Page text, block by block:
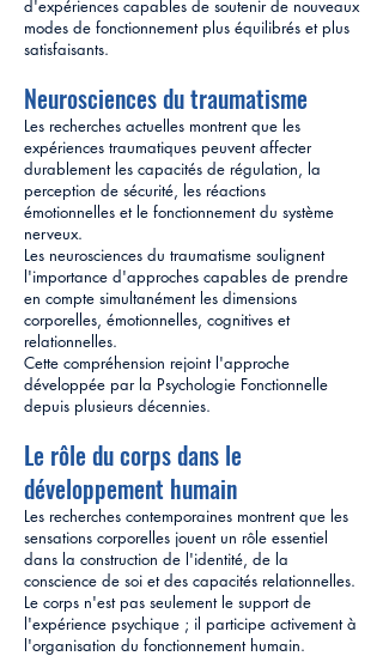
d'expériences capables de soutenir de nouveaux
modes de fonctionnement plus équilibrés et plus
satisfaisants.
Neurosciences du traumatisme
Les recherches actuelles montrent que les
expériences traumatiques peuvent affecter
durablement les capacités de régulation, la
perception de sécurité, les réactions
émotionnelles et le fonctionnement du système
nerveux.
Les neurosciences du traumatisme soulignent
l'importance d'approches capables de prendre
en compte simultanément les dimensions
corporelles, émotionnelles, cognitives et
relationnelles.
Cette compréhension rejoint l'approche
développée par la Psychologie Fonctionnelle
depuis plusieurs décennies.
Le rôle du corps dans le
développement humain
Les recherches contemporaines montrent que les
sensations corporelles jouent un rôle essentiel
dans la construction de l'identité, de la
conscience de soi et des capacités relationnelles.
Le corps n'est pas seulement le support de
l'expérience psychique ; il participe activement à
l'organisation du fonctionnement humain.